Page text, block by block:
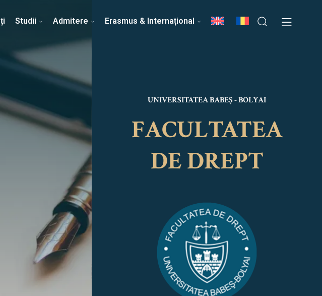
Facultate Știri Echipa Facultății
Studii Admitere Erasmus & Internațional
UNIVERSITATEA BABEȘ - BOLYAI
FACULTATEA
DE DREPT